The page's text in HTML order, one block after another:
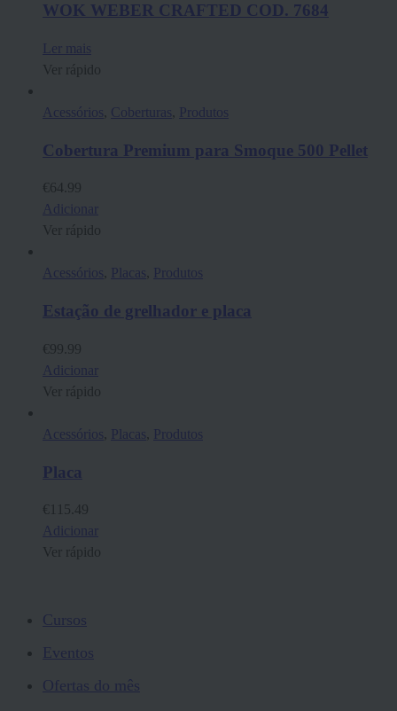
WOK WEBER CRAFTED COD. 7684
Ler mais
Ver rápido
Acessórios Coberturas Produtos
Cobertura Premium para Smoque 500 Pellet
€ 64.99
Adicionar
Ver rápido
Acessórios, Placas, Produtos
Estação de grelhador e placa
€ 99.99
Adicionar
Ver rápido
Acessórios Placas Produtos
Placa
€ 115.49
Adicionar
Ver rápido
Cursos
Eventos
Ofertas do mês